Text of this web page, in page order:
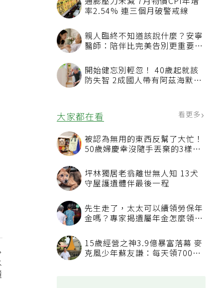
通膨壓力未減 7月物價CPI年增
率2.54% 連三個月破警戒線
親人臨終不知道該說什麼？安寧
醫師：陪伴比完美告別更重要，
開始健忘別輕忽！ 40歲起就該
防失智 2成國人帶有阿茲海默症
大家都在看 看更多
被認為無用的東西反幫了大忙！
50歲婦慶幸沒隨手丟棄的3樣物
坪林獨居老翁離世無人知 13犬
守屋護遺體伴最後一程
先生走了，太太可以續領勞保年
金嗎？專家揭遺屬年金怎麼領，
15歲經營之神3.9億暴富落幕 麥
克風少年蘇友謙：每天領700元